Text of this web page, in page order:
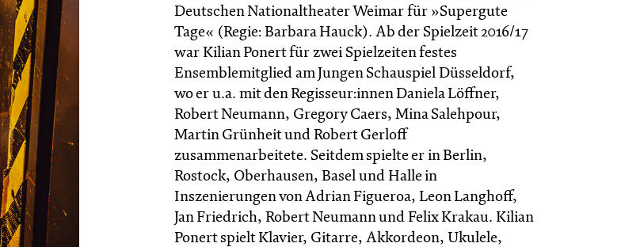
Deutschen Nationaltheater Weimar für »Supergute
Tage« (Regie: Barbara Hauck). Ab der Spielzeit 2016/17
war Kilian Ponert für zwei Spielzeiten festes
Ensemblemitglied am Jungen Schauspiel Düsseldorf,
wo er u.a. mit den Regisseur:innen Daniela Löffner,
Robert Neumann, Gregory Caers, Mina Salehpour,
Martin Grünheit und Robert Gerloff
zusammenarbeitete. Seitdem spielte er in Berlin,
Rostock, Oberhausen, Basel und Halle in
Inszenierungen von Adrian Figueroa, Leon Langhoff,
Jan Friedrich, Robert Neumann und Felix Krakau. Kilian
Ponert spielt Klavier, Gitarre, Akkordeon, Ukulele,